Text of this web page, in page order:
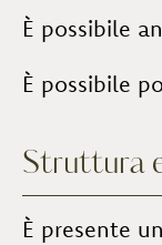
Check-out:
Il check-in
relative agli
È possibile
Sì,previo
È possibile
Struttura
È presente